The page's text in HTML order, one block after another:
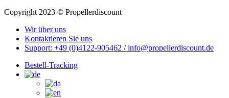
Copyright 2023 © Propellerdiscount
Wir über uns
Kontaktieren Sie uns
Support: +49 (0)4122-905462 / info@propellerdiscount.de
Bestell-Tracking